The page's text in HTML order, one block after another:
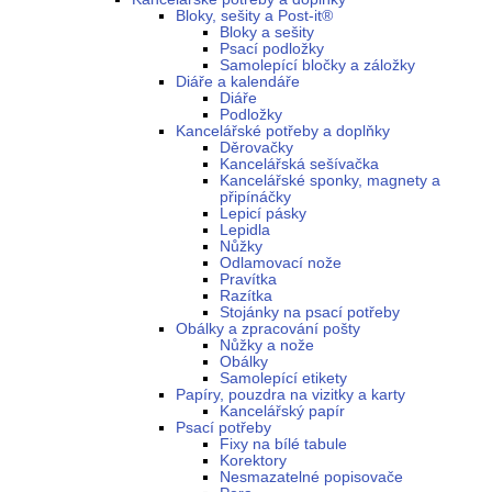
Bloky, sešity a Post-it®
Bloky a sešity
Psací podložky
Samolepící bločky a záložky
Diáře a kalendáře
Diáře
Podložky
Kancelářské potřeby a doplňky
Děrovačky
Kancelářská sešívačka
Kancelářské sponky, magnety a
připínáčky
Lepicí pásky
Lepidla
Nůžky
Odlamovací nože
Pravítka
Razítka
Stojánky na psací potřeby
Obálky a zpracování pošty
Nůžky a nože
Obálky
Samolepící etikety
Papíry, pouzdra na vizitky a karty
Kancelářský papír
Psací potřeby
Fixy na bílé tabule
Korektory
Nesmazatelné popisovače